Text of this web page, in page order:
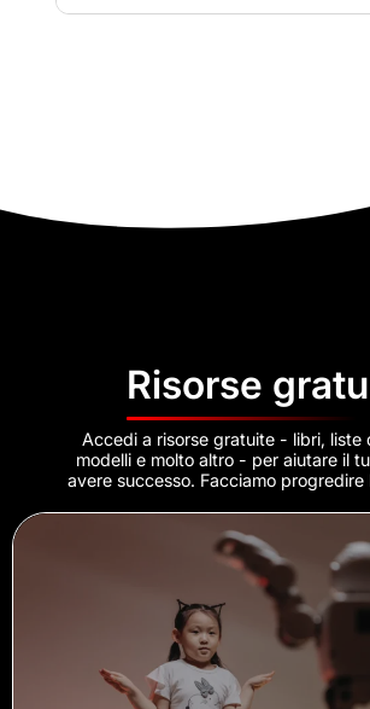
Risorse
Accedi a risorse gratuite - libri, liste
modelli e molto altro - per aiutare il
avere successo. Facciamo progredire